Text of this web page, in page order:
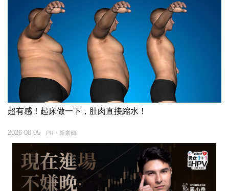
超有感！起床做一下，肚肉直接縮水！
PR・新素簡
2026-08-05